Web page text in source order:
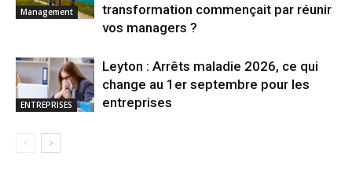
Management
transformation commençait par réunir
vos managers ?
ENTREPRISES
Leyton : Arrêts maladie 2026, ce qui
change au 1er septembre pour les
entreprises